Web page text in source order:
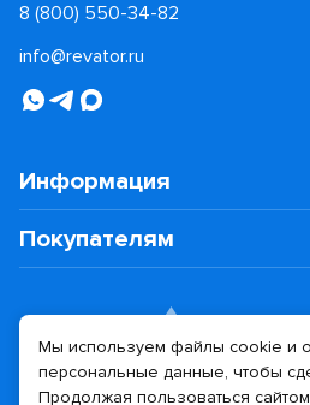
8 (800) 550-34-82
info@revator.ru
Информация
Покупателям
Дизайн сайта
Мы используем файлы cookie и
персональные данные, чтобы
Продолжая пользоваться